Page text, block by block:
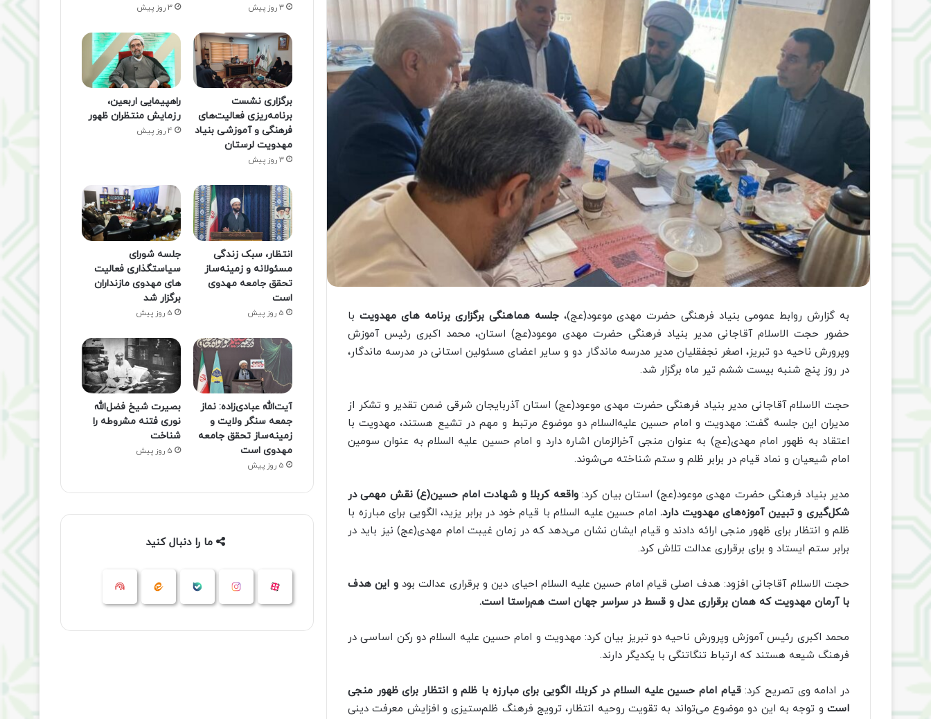
به گزارش روابط عمومی بنیاد فرهنگی حضرت مهدی موعود(عج)،جلسه هماهنگی برگزاری برنامه های مهدویت با
حضور حجت الاسلام آقاجانی مدیر بنیاد فرهنگی حضرت مهدی موعود(عج) استان، محمد اکبری رئیس آموزش
وپرورش ناحیه دو تبریز، اصغر نجفقلیان مدیر مدرسه ماندگار دو و سایر اعضای مسئولین استانی در مدرسه ماندگار،
در روز پنج شنبه بیست ششم تیر ماه برگزار شد.
حجت الاسلام آقاجانی مدیر بنیاد فرهنگی حضرت مهدی موعود(عج) استان آذربایجان شرقی ضمن تقدیر و تشکر از
مدیران این جلسه گفت: مهدویت و امام حسین علیه‌السلام دو موضوع مرتبط و مهم در تشیع هستند، مهدویت با
اعتقاد به ظهور امام مهدی(عج) به عنوان منجی آخرالزمان اشاره دارد و امام حسین علیه السلام به عنوان سومین
امام شیعیان و نماد قیام در برابر ظلم و ستم شناخته می‌شوند.
مدیر بنیاد فرهنگی حضرت مهدی موعود(عج) استان بیان کرد:واقعه کربلا و شهادت امام حسین(ع) نقش مهمی در
شکل‌گیری و تبیین آموزه‌های مهدویت دارد.امام حسین علیه السلام با قیام خود در برابر یزید، الگویی برای مبارزه با
ظلم و انتظار برای ظهور منجی ارائه دادند و قیام ایشان نشان می‌دهد که در زمان غیبت امام مهدی(عج) نیز باید در
برابر ستم ایستاد و برای برقراری عدالت تلاش کرد.
حجت الاسلام آقاجانی افزود: هدف اصلی قیام امام حسین علیه السلام احیای دین و برقراری عدالت بودو این هدف
با آرمان مهدویت که همان برقراری عدل و قسط در سراسر جهان است هم‌راستا است.
محمد اکبری رئیس آموزش وپرورش ناحیه دو تبریز بیان کرد: مهدویت و امام حسین علیه السلام دو رکن اساسی در
فرهنگ شیعه هستند که ارتباط تنگاتنگی با یکدیگر دارند.
در ادامه وی تصریح کرد:قیام امام حسین علیه السلام در کربلا، الگویی برای مبارزه با ظلم و انتظار برای ظهور منجی
است و توجه به این دو موضوع می‌تواند به تقویت روحیه انتظار، ترویج فرهنگ ظلم‌ستیزی و افزایش معرفت دینی
3 روز پیش 3 روز پیش
برگزاری نشست
برنامه‌ریزی فعالیت‌های
فرهنگی و آموزشی بنیاد
مهدویت لرستان
3 روز پیش
راهپیمایی اربعین،
رزمایش منتظران ظهور
4 روز پیش
انتظار، سبک زندگی
مسئولانه و زمینه‌ساز
تحقق جامعه مهدوی
است
5 روز پیش
جلسه شورای
سیاستگذاری فعالیت
های مهدوی مازنداران
برگزار شد
5 روز پیش
آیت‌الله عبادی‌زاده: نماز
جمعه سنگر ولایت و
زمینه‌ساز تحقق جامعه
مهدوی است
5 روز پیش
بصیرت شیخ فضل‌الله
نوری فتنه مشروطه را
شناخت
5 روز پیش
ما را دنبال کنید
آپارات اینستاگرام ایتا